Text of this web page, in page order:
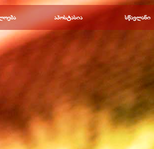
Пропустить меню
▼
აპოსტასია ▼
სწავლანი